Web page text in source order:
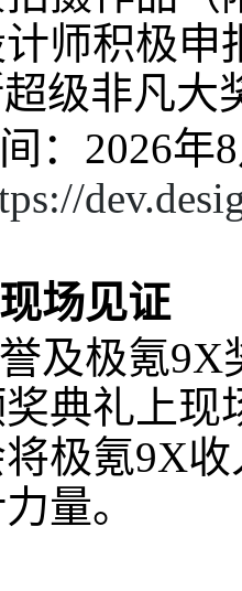
师积极申
级非凡大
：2026年
场见证
及极氪9X
典礼上
极氪9X
量。